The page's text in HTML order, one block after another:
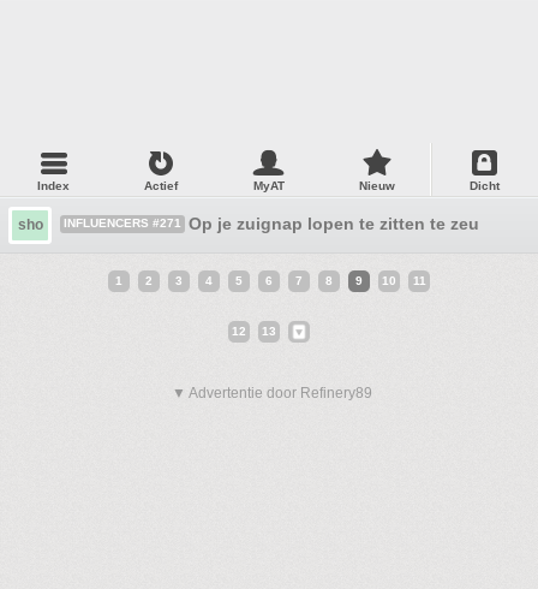
Index Actief MyAT Nieuw Dicht
sho INFLUENCERS #271 Op je zuignap lopen te zitten te zeuren
1 2 3 4 5 6 7 8 9 10 11
12 13
▼ Advertentie door Refinery89